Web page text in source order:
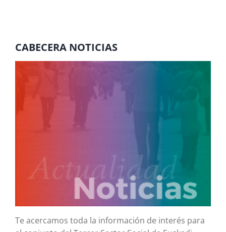
CABECERA NOTICIAS
Te acercamos toda la información de interés para